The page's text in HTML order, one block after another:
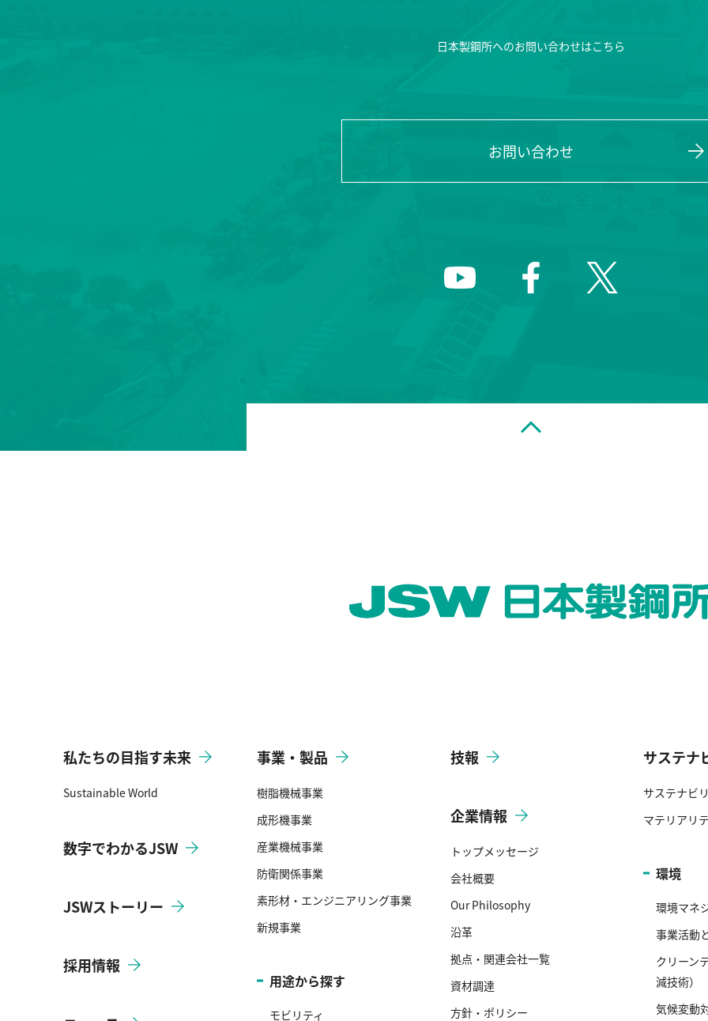
日本製鋼所へのお問い合わせはこちら
お問い合わせ
私たちの目指す未来
Sustainable World
数字でわかるJSW
JSWストーリー
採用情報
事業・製品
樹脂機械事業
成形機事業
産業機械事業
防衛関係事業
素形材・エンジニアリング事業
新規事業
用途から探す
モビリティ
技報
企業情報
トップメッセージ
会社概要
Our Philosophy
沿革
拠点・関連会社一覧
資材調達
方針・ポリシー
サステナ
サステナビ
マテリアリ
環境
環境マネ
事業活動
クリーン
減技術）
気候変動